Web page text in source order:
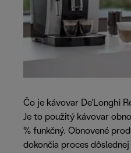
Čo je kávovar De'Longhi
Je to použitý kávovar
% funkčný. Obnovené
dokončia proces